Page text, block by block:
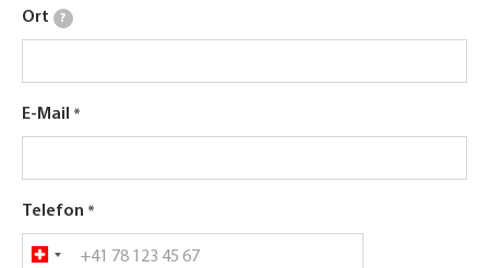
Ort ?
E-Mail
Telefon